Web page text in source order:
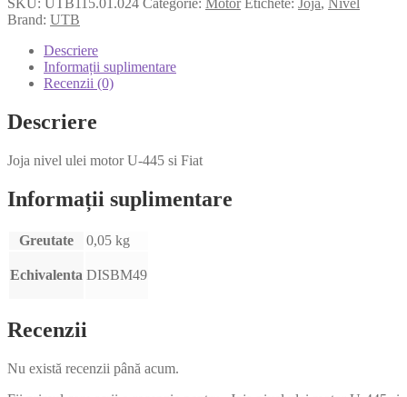
Brand: UTB
Descriere
Informații suplimentare
Recenzii (0)
Descriere
Joja nivel ulei motor U-445 si Fiat
Informații suplimentare
Greutate 0,05 kg
Echivalenta DISBM49
Recenzii
Nu există recenzii până acum.